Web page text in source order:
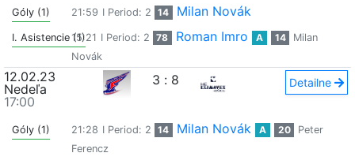
Góly (1) 21:59 I Period: 2 14 Milan Novák
I. Asistencie (1)15:21 I Period: 2 78 Roman Imro A 14
Milan
Novák
12.02.23
Nedeľa
17:00
3 : 8 Detailne
Góly (1) 21:28 I Period: 2 14 Milan Novák A 20
Peter
Ferencz